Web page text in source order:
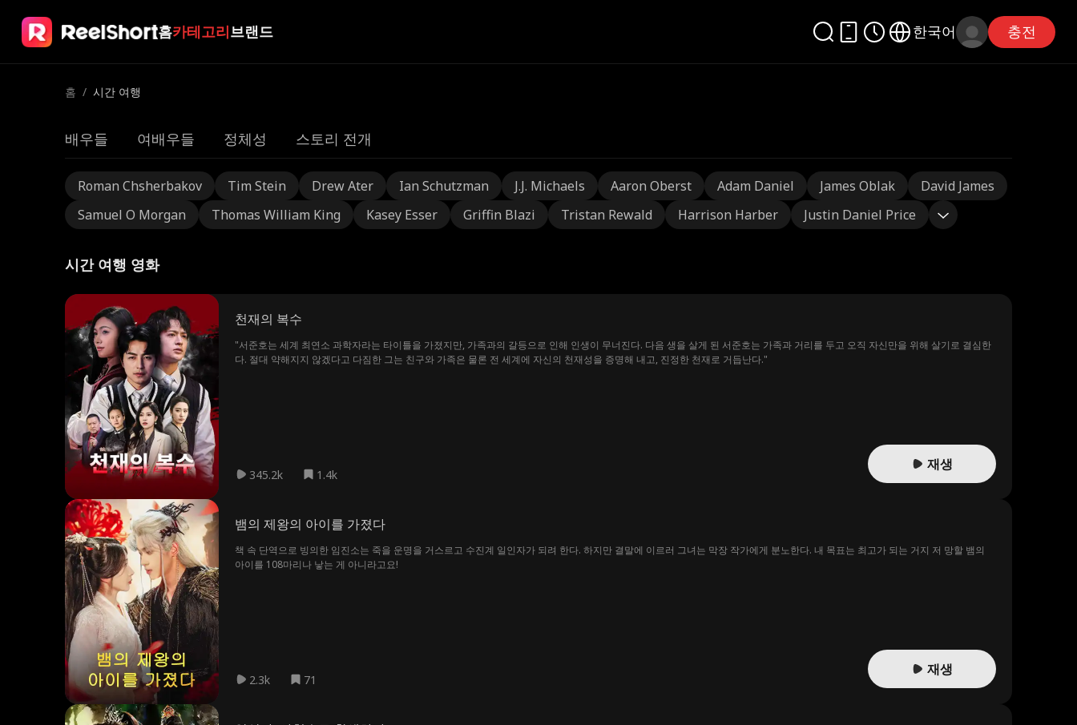
홈카테고리브랜드 한국어 충전
홈 / 시간 여행
배우들 여배우들 정체성 스토리 전개
Roman Chsherbakov Tim Stein Drew Ater Ian Schutzman J.J. Michaels Aaron Oberst Adam Daniel James Oblak
David James
Samuel O Morgan
Thomas William King Kasey Esser Griffin Blazi Tristan Rewald Harrison Harber Justin Daniel Price
시간 여행 영화
천재의 복수
"서준호는 세계 최연소 과학자라는 타이틀을 가졌지만, 가족과의 갈등으로 인해 인생이 무너진다. 다음 생을 살게 된 서준호는 가족과 거리를 두고 오직 자신만을 위해 살기로 결심한
다. 절대 약해지지 않겠다고 다짐한 그는 친구와 가족은 물론 전 세계에 자신의 천재성을 증명해 내고, 진정한 천재로 거듭난다."
345.2k 1.4k
재생
뱀의 제왕의 아이를 가졌다
책 속 단역으로 빙의한 임진소는 죽을 운명을 거스르고 수진계 일인자가 되려 한다. 하지만 결말에 이르러 그녀는 막장 작가에게 분노한다. 내 목표는 최고가 되는 거지 저 망할 뱀의
아이를 108마리나 낳는 게 아니라고요!
2.3k 71
재생